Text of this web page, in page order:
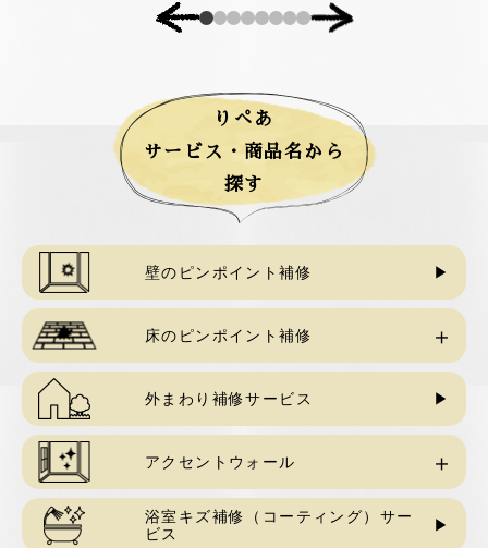
りぺあ
サービス・商品名から
探す
壁のピンポイント補修
床のピンポイント補修
床のピンポイント補修
フロアタイル重ね貼りサービス
ウレタン塗装補修サービス
外まわり補修サービス
アクセントウォール
壁紙貼り替え
浴室キズ補修（コーティング）サー
ビス